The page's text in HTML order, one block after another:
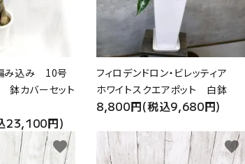
編み込み 10号
カバーセット
23,100円)
フィロデンドロン・ビレッティア
ホワイトスクエアポット 白鉢
8,800円(税込9,680円)
favorite favorite